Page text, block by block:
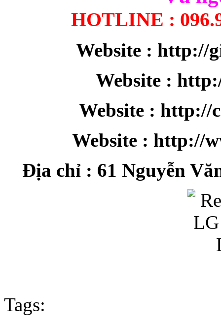
HOTLINE :
Website : http://
Website :
Website : http://
Website : http://
Địa chỉ : 61 Nguyễn
Tags: